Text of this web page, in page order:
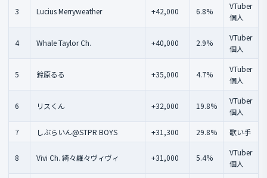
3 Lucius Merryweather +42,000 6.8%
VTuber
個人
4 Whale Taylor Ch. +40,000 2.9%
VTuber
個人
5 鈴原るる +35,000 4.7%
VTuber
個人
6 リスくん +32,000 19.8%
VTuber
個人
7
しぶらいん@STPR BOYS +31,300 29.8% 歌い手
8 Vivi Ch. 綺々羅々ヴィヴィ +31,000 5.4%
VTuber
個人